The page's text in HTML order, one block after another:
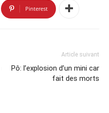
Pinterest
Article suivant
Pô: l’explosion d’un mini car
fait des morts